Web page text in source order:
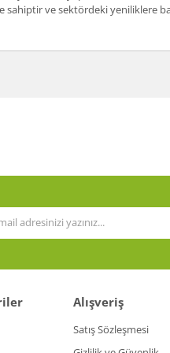
sahiptir ve sektördeki yeniliklere
Alışveriş
Satış Sözleşmesi